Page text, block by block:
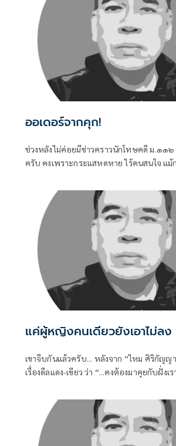
ออเดอร์จากคุก!
ช่วงหลังไม่ค่อยมีข่าวคราวนักโทษคดี ม.๑๑๒
ครับ คงเพราะกระแสหดหาย ไร้คนสนใจ แม้กระทั่งคนที่อ้างว่า
กลับเข้าไปในคุก
แค่ผู้หญิงคนเดียวยังเอาไม่ลง
เขาจีบกันแล้วครับ... หลังจาก “ไหม ศิริกัญญ
เรื่องดีลแดง-เขียว ว่า “...คงต้องมาคุยกับฝั่งเ
ส้มก็รอเสียบอยู่